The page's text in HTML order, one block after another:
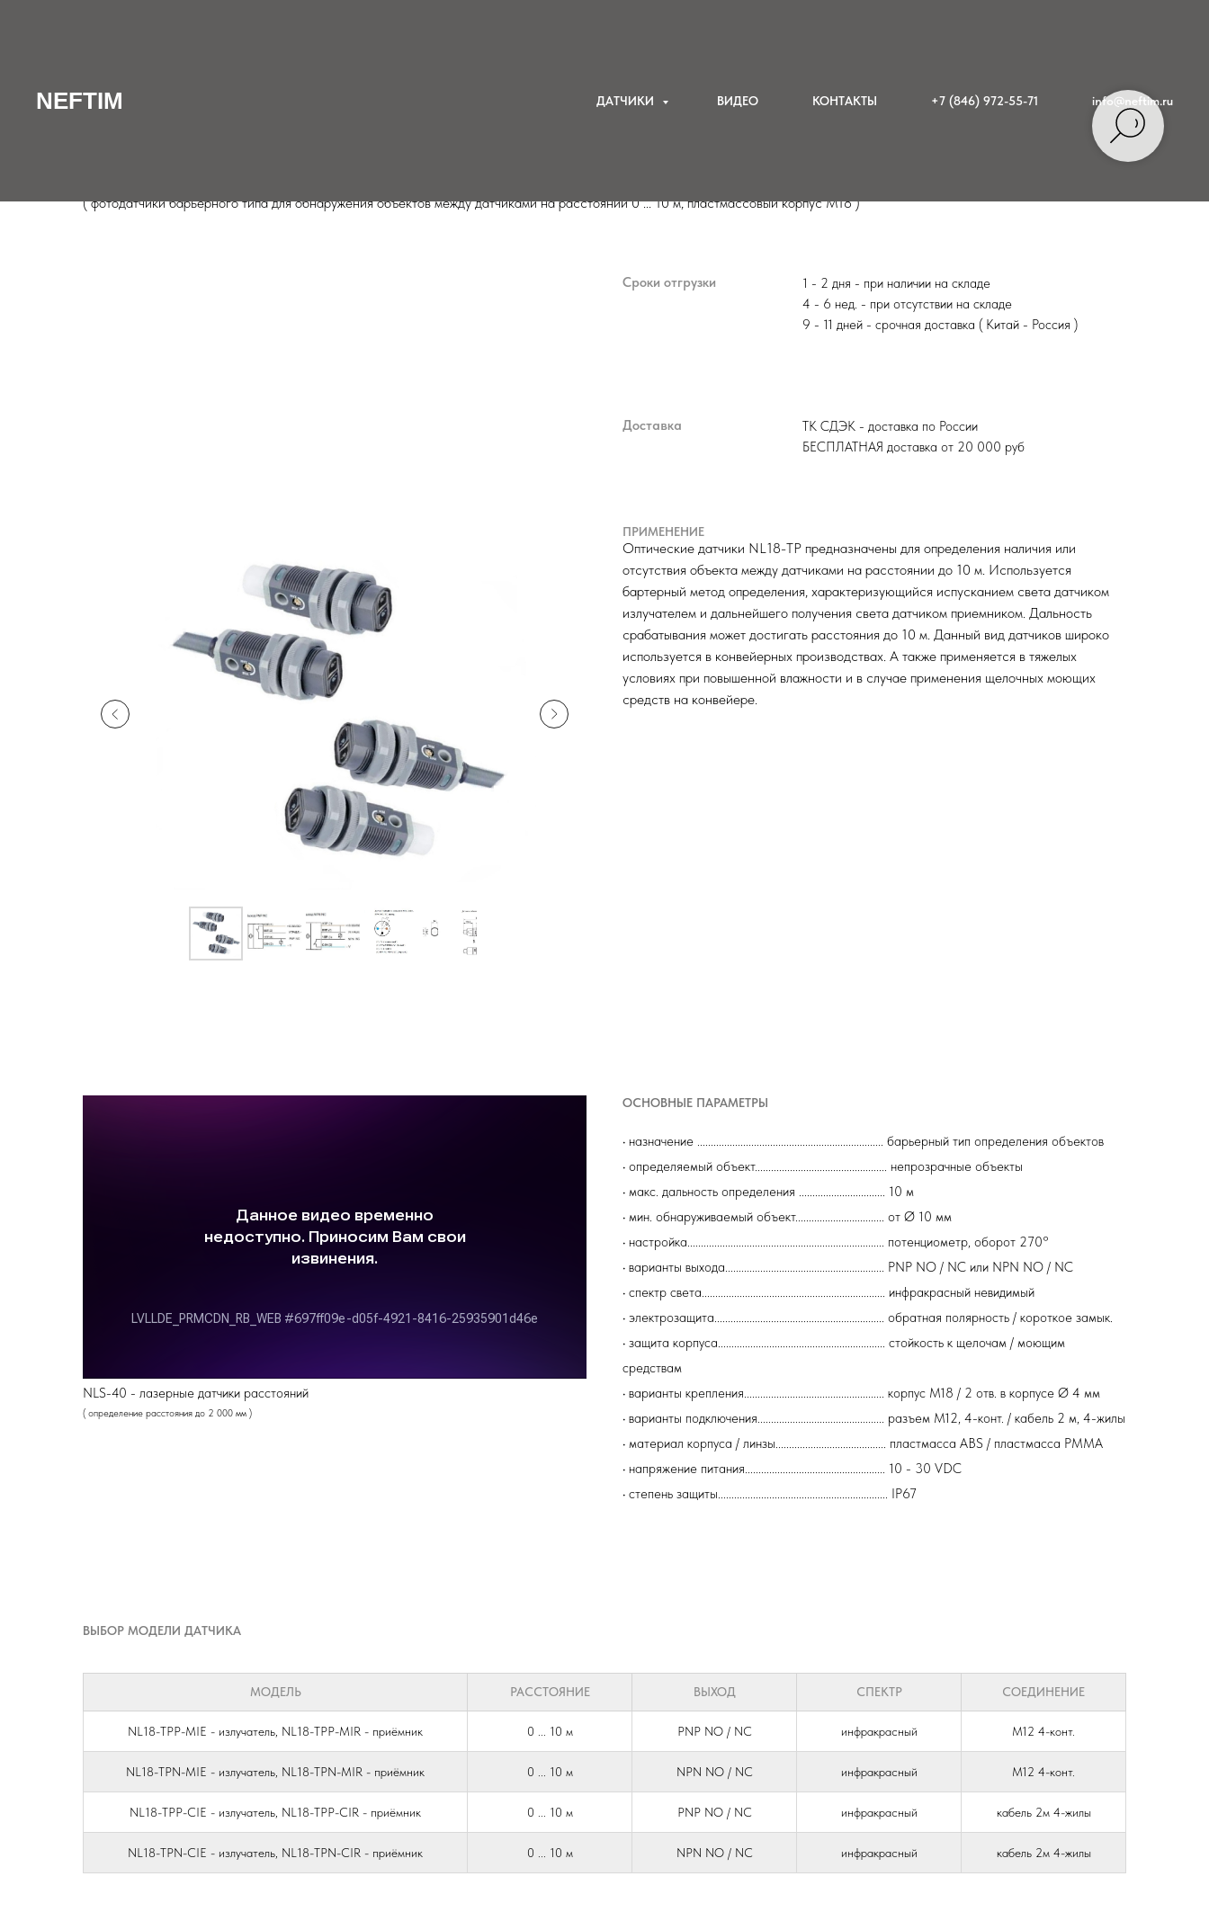
NEFTIM ДАТЧИКИ ВИДЕО КОНТАКТЫ +7 (846) 972-55-71 info@neftim.ru
( фотодатчики барьерного типа для обнаружения объектов между датчиками на расстоянии 0 ... 10 м, пластмассовый корпус М18 )
Сроки отгрузки
1 - 2 дня - при наличии на складе
4 - 6 нед. - при отсутствии на складе
9 - 11 дней - срочная доставка ( Китай - Россия )
Доставка
ТК СДЭК - доставка по России
БЕСПЛАТНАЯ доставка от 20 000 руб
ПРИМЕНЕНИЕ
Оптические датчики NL18-TP предназначены для определения наличия или
отсутствия объекта между датчиками на расстоянии до 10 м. Используется
бартерный метод определения, характеризующийся испусканием света датчиком
излучателем и дальнейшего получения света датчиком приемником. Дальность
срабатывания может достигать расстояния до 10 м. Данный вид датчиков широко
используется в конвейерных производствах. А также применяется в тяжелых
условиях при повышенной влажности и в случае применения щелочных моющих
средств на конвейере.
NLS-40 - лазерные датчики расстояний
( определение расстояния до 2 000 мм )
ОСНОВНЫЕ ПАРАМЕТРЫ
• назначение ..................................................................... барьерный тип определения объектов
• определяемый объект................................................. непрозрачные объекты
• макс. дальность определения ................................ 10 м
• мин. обнаруживаемый объект................................. от Ø 10 мм
• настройка......................................................................... потенциометр, оборот 270°
• варианты выхода........................................................... PNP NO / NC или NPN NO / NC
• спектр света.................................................................... инфракрасный невидимый
• электрозащита............................................................... обратная полярность / короткое замык.
• защита корпуса.............................................................. стойкость к щелочам / моющим
средствам
• варианты крепления.................................................... корпус М18 / 2 отв. в корпусе Ø 4 мм
• варианты подключения............................................... разъем М12, 4-конт. / кабель 2 м, 4-жилы
• материал корпуса / линзы......................................... пластмасса ABS / пластмасса PMMA
• напряжение питания.................................................... 10 - 30 VDC
• степень защиты............................................................... IP67
ВЫБОР МОДЕЛИ ДАТЧИКА
МОДЕЛЬ РАССТОЯНИЕ ВЫХОД СПЕКТР СОЕДИНЕНИЕ
NL18-TPP-MIE - излучатель, NL18-TPP-MIR - приёмник 0 ... 10 м PNP NO / NC инфракрасный М12 4-конт.
NL18-TPN-MIE - излучатель, NL18-TPN-MIR - приёмник 0 ... 10 м NPN NO / NC инфракрасный М12 4-конт.
NL18-TPP-CIE - излучатель, NL18-TPP-CIR - приёмник 0 ... 10 м PNP NO / NC инфракрасный кабель 2м 4-жилы
NL18-TPN-CIE - излучатель, NL18-TPN-CIR - приёмник 0 ... 10 м NPN NO / NC инфракрасный кабель 2м 4-жилы